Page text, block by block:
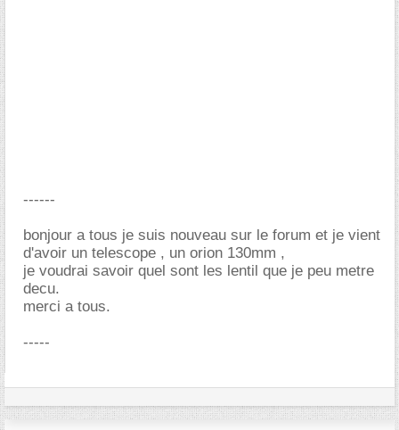
------
bonjour a tous je suis nouveau sur le forum et je vient
d'avoir un telescope , un orion 130mm ,
je voudrai savoir quel sont les lentil que je peu metre
decu.
merci a tous.
-----